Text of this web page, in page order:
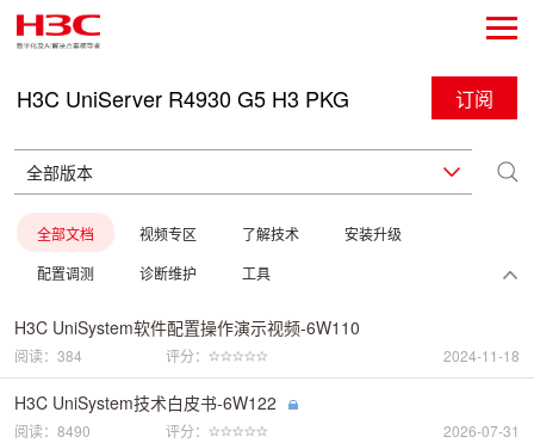
H3C UniServer R4930 G5 H3 PKG 订阅
全部文档 视频专区 了解技术
安装升级
配置调测
诊断维护 工具
H3C UniSystem软件配置操作演示视频-6W110
阅读：384 评分： 2024-11-18
H3C UniSystem技术白皮书-6W122
阅读：8490 评分： 2026-07-31